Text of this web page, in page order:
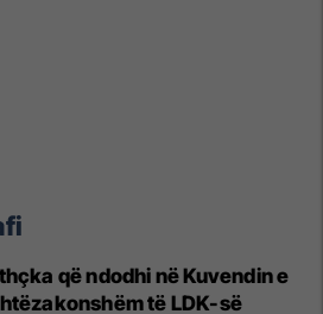
që ndodhi në Kuvendin e
të LDK-së